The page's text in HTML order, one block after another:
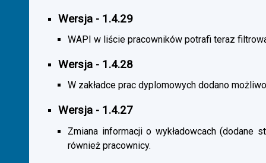
Wersja - 1.4.29
WAPI w liście pracowników potrafi teraz
Wersja - 1.4.28
W zakładce prac dyplomowych dodano
Wersja - 1.4.27
Zmiana informacji o wykładowcach (dodane
również pracownicy.